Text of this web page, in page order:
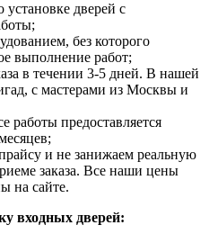
дверей с
без которого
выполнение работ;
в течении 3-5 дней. В нашей
с мастерами из Москвы и
работы предоставляется
и не занижаем реальную
заказа. Все наши цены
на сайте.
входных дверей: